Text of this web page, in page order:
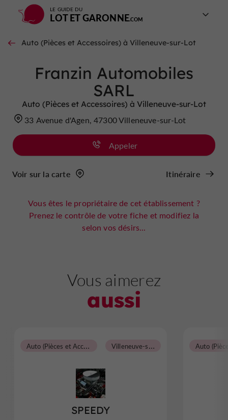
LE GUIDE DU
LOT ET GARONNE
Auto (Pièces et Accessoires) à Villeneuve-sur-Lot
Franzin Automobiles
SARL
Auto (Pièces et Accessoires) à Villeneuve-sur-Lot
33 Avenue d'Agen, 47300 Villeneuve-sur-Lot
Appeler
Voir sur la carte Itinéraire
Vous êtes le propriétaire de cet établissement ?
Prenez le contrôle de votre fiche et modifiez la
selon vos désirs...
Vous aimerez
aussi
SPEEDY
A
uto (Pièces et Accessoires) V
illeneuve-sur-Lot